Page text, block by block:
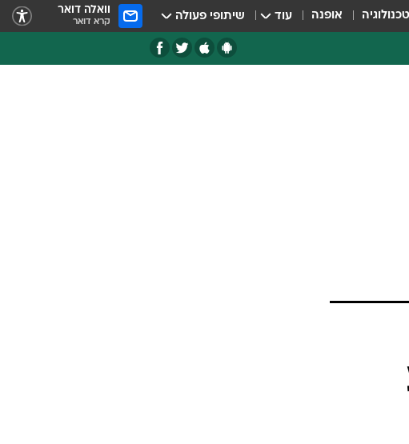
טכנולוגיה אופנה עוד שיתופי פעולה וואלה דואר
קרא דואר